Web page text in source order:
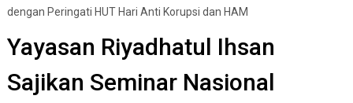
dengan Peringati HUT Hari Anti Korupsi dan HAM
Yayasan Riyadhatul Ihsan
Sajikan Seminar Nasional